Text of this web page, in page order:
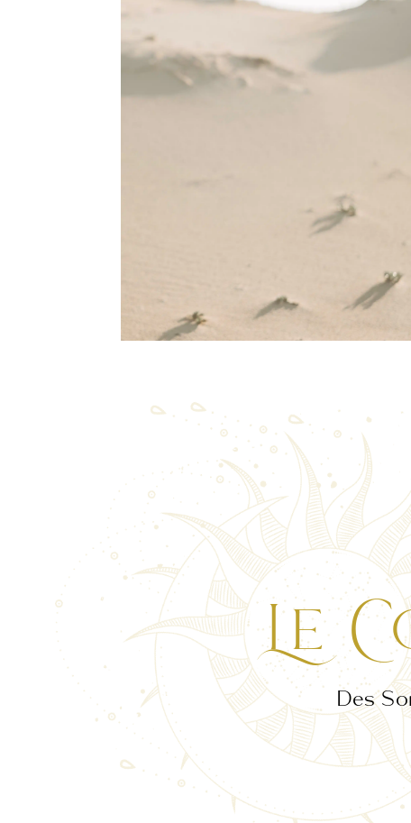
Le
Des